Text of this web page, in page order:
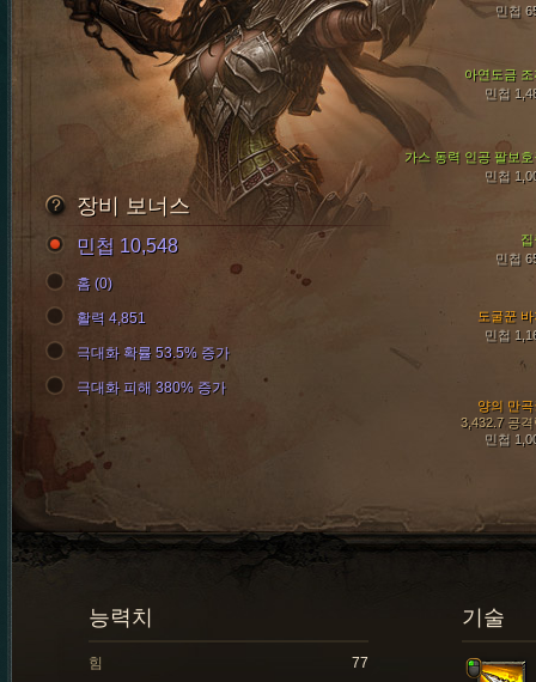
아연도금 조
민첩
가스 동력 인공 팔보호
민첩
민첩
도굴꾼
민첩
양의 만곡
3,432.7 공격
민첩
민첩
장비 보너스
민첩 10,548
홈 (0)
활력 4,851
극대화 확률 53.5% 증가
극대화 피해 380% 증가
기술
능력치
힘
77